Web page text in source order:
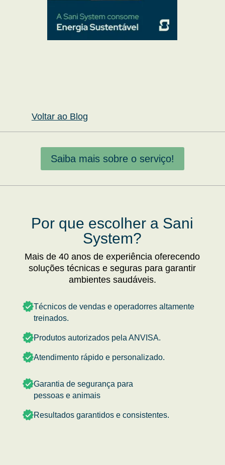
Voltar ao Blog
Saiba mais sobre o serviço!
Por que escolher a Sani
System?
Mais de 40 anos de experiência oferecendo
soluções técnicas e seguras para garantir
ambientes saudáveis.
Técnicos de vendas e operadorres altamente
treinados.
Produtos autorizados pela ANVISA.
Atendimento rápido e personalizado.
Garantia de segurança para
pessoas e animais
Resultados garantidos e consistentes.